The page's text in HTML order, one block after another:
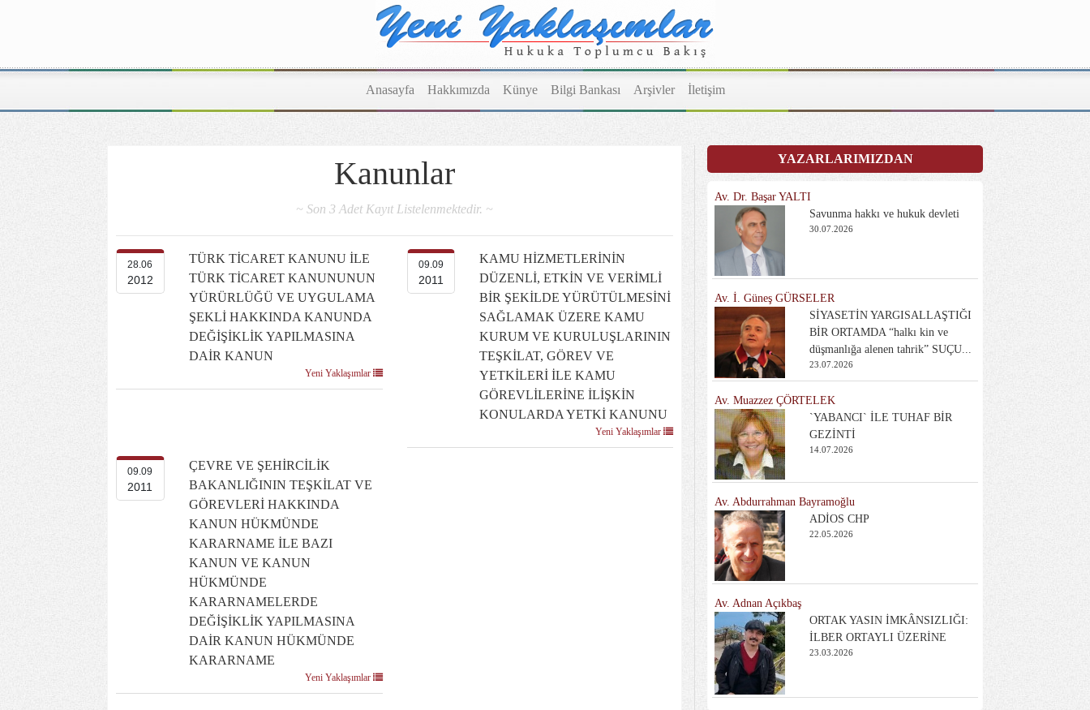
Anasayfa Hakkımızda Künye Bilgi Bankası Arşivler İletişim
Kanunlar
~ Son 3 Adet Kayıt Listelenmektedir. ~
28.06
2012
TÜRK TİCARET KANUNU İLE
TÜRK TİCARET KANUNUNUN
YÜRÜRLÜĞÜ VE UYGULAMA
ŞEKLİ HAKKINDA KANUNDA
DEĞİŞİKLİK YAPILMASINA
DAİR KANUN
Yeni Yaklaşımlar
09.09
2011
KAMU HİZMETLERİNİN
DÜZENLİ, ETKİN VE VERİMLİ
BİR ŞEKİLDE YÜRÜTÜLMESİNİ
SAĞLAMAK ÜZERE KAMU
KURUM VE KURULUŞLARININ
TEŞKİLAT, GÖREV VE
YETKİLERİ İLE KAMU
GÖREVLİLERİNE İLİŞKİN
KONULARDA YETKİ KANUNU
Yeni Yaklaşımlar
09.09
2011
ÇEVRE VE ŞEHİRCİLİK
BAKANLIĞININ TEŞKİLAT VE
GÖREVLERİ HAKKINDA
KANUN HÜKMÜNDE
KARARNAME İLE BAZI
KANUN VE KANUN
HÜKMÜNDE
KARARNAMELERDE
DEĞİŞİKLİK YAPILMASINA
DAİR KANUN HÜKMÜNDE
KARARNAME
Yeni Yaklaşımlar
YAZARLARIMIZDAN
Av. Dr. Başar YALTI
Savunma hakkı ve hukuk devleti
30.07.2026
Av. İ. Güneş GÜRSELER
SİYASETİN YARGISALLAŞTIĞI
BİR ORTAMDA “halkı kin ve
düşmanlığa alenen tahrik” SUÇU...
23.07.2026
Av. Muazzez ÇÖRTELEK
`YABANCI` İLE TUHAF BİR
GEZİNTİ
14.07.2026
Av. Abdurrahman Bayramoğlu
ADİOS CHP
22.05.2026
Av. Adnan Açıkbaş
ORTAK YASIN İMKÂNSIZLIĞI:
İLBER ORTAYLI ÜZERİNE
23.03.2026